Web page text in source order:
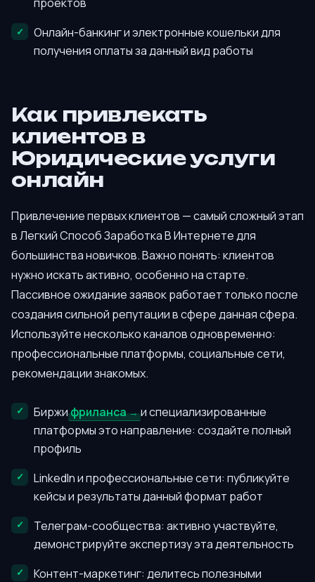
Онлайн-банкинг и электронные кошельки для
получения оплаты за данный вид работы
Как привлекать
клиентов в
Юридические услуги
онлайн
Привлечение первых клиентов — самый сложный этап
в Легкий Способ Заработка В Интернете для
большинства новичков. Важно понять: клиентов
нужно искать активно, особенно на старте.
Пассивное ожидание заявок работает только после
создания сильной репутации в сфере данная сфера.
Используйте несколько каналов одновременно:
профессиональные платформы, социальные сети,
рекомендации знакомых.
Биржифриланса
и специализированные
платформы это направление: создайте полный
профиль
LinkedIn и профессиональные сети: публикуйте
кейсы и результаты данный формат работ
Телеграм-сообщества: активно участвуйте,
демонстрируйте экспертизу эта деятельность
Контент-маркетинг: делитесь полезными